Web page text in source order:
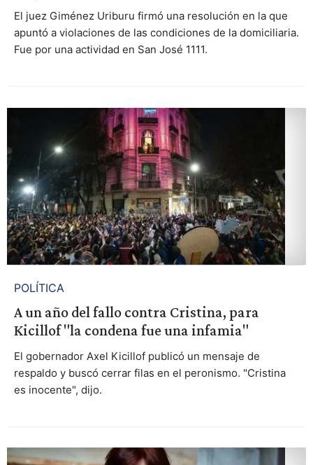
El juez Giménez Uriburu firmó una resolución en la que
apuntó a violaciones de las condiciones de la domiciliaria.
Fue por una actividad en San José 1111.
POLÍTICA
A un año del fallo contra Cristina, para
Kicillof "la condena fue una infamia"
El gobernador Axel Kicillof publicó un mensaje de
respaldo y buscó cerrar filas en el peronismo. "Cristina
es inocente", dijo.